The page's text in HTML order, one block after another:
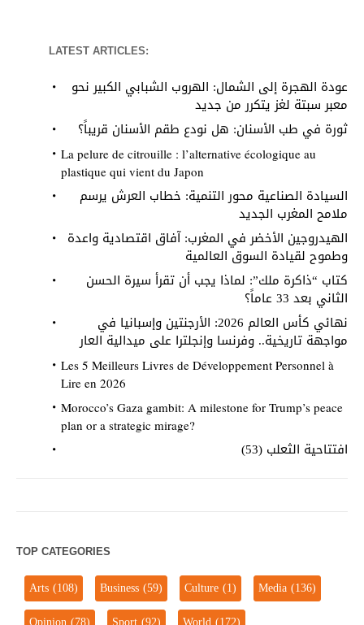
LATEST ARTICLES:
عودة الهجرة إلى الشمال: الهروب الشبابي الكبير نحو
معبر سبتة لغز يتكرر من جديد
ثورة في طب الأسنان: هل نودع طقم الأسنان قريباً؟
La pelure de citrouille : l’alternative écologique au
plastique qui vient du Japon
السيادة الصناعية محور التنمية: خطاب العرش يرسم
ملامح المغرب الجديد
الهيدروجين الأخضر في المغرب: آفاق اقتصادية واعدة
وطموح لقيادة السوق العالمية
كتاب “ذاكرة ملك”: لماذا يجب أن تقرأ سيرة الحسن
الثاني بعد 33 عاماً؟
نهائي كأس العالم 2026: الأرجنتين وإسبانيا في
مواجهة تاريخية.. وفرنسا وإنجلترا على ميدالية العار
Les 5 Meilleurs Livres de Développement Personnel à
Lire en 2026
Morocco’s Gaza gambit: A milestone for Trump’s peace
plan or a strategic mirage?
افتتاحية الثعلب (53)
TOP CATEGORIES
Arts(108) Business(59) Culture(1) Media(136)